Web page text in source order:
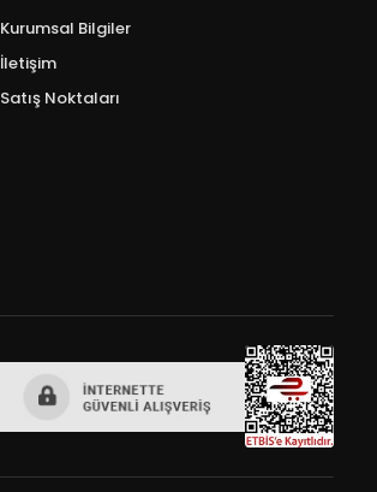
Kurumsal Bilgiler
İletişim
Satış Noktaları